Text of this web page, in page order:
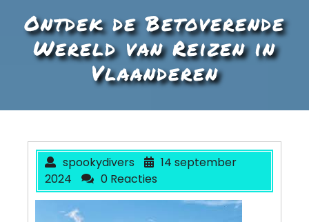
Ontdek de Betoverende
Wereld van Reizen in
Vlaanderen
spookydivers
14 september
2024
0 Reacties